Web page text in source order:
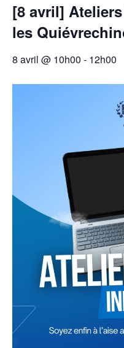
[8 avril]
les
8 avril @ 10h00 - 12h00